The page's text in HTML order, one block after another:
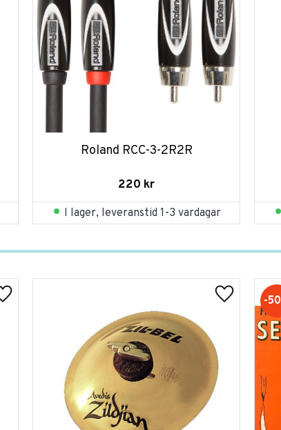
Roland RCC-3-2R2R
220 kr
I lager, leveranstid 1-3 vardagar
50